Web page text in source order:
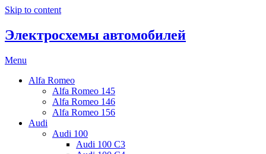
Skip to content
Электросхемы автомобилей
Menu
Alfa Romeo
Alfa Romeo 145
Alfa Romeo 146
Alfa Romeo 156
Audi
Audi 100
Audi 100 C3